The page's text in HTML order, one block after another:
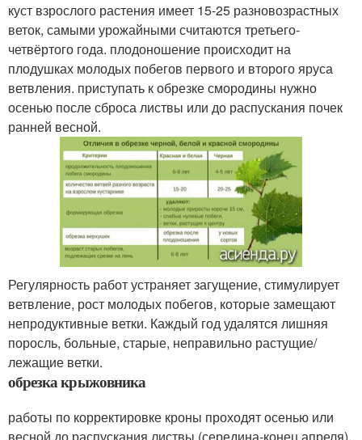
куст взрослого растения имеет 15-25 разновозрастных
веток, самыми урожайными считаются третьего-
четвёртого года. плодоношение происходит на
плодушках молодых побегов первого и второго яруса
ветвления. приступать к обрезке смородины нужно
осенью после сброса листвы или до распускания почек
ранней весной.
Регулярность работ устраняет загущение, стимулирует
ветвление, рост молодых побегов, которые замещают
непродуктивные ветки. Каждый год удалятся лишняя
поросль, больные, старые, неправильно растущие/
лежащие ветки.
обрезка крыжовника
работы по корректировке кроны проходят осенью или
весной до распускания листвы (середина-конец апреля).